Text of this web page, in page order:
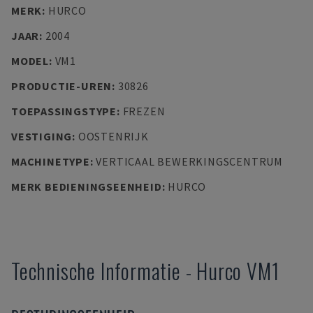
MERK: HURCO
JAAR: 2004
MODEL: VM1
PRODUCTIE-UREN: 30826
TOEPASSINGSTYPE: FREZEN
VESTIGING: OOSTENRIJK
MACHINETYPE:VERTICAAL BEWERKINGSCENTRUM
MERK BEDIENINGSEENHEID: HURCO
Technische Informatie - Hurco VM1